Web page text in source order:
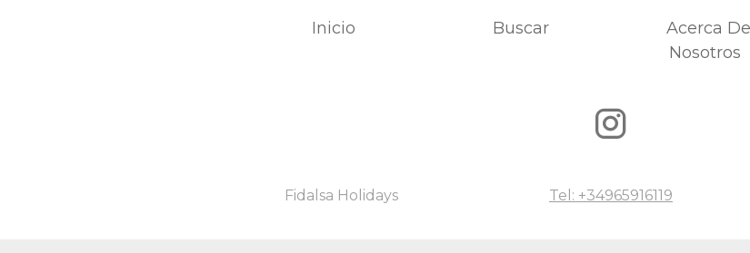
Inicio Buscar
Acerca De
Nosotros
Fidalsa Holidays Tel: +34965916119